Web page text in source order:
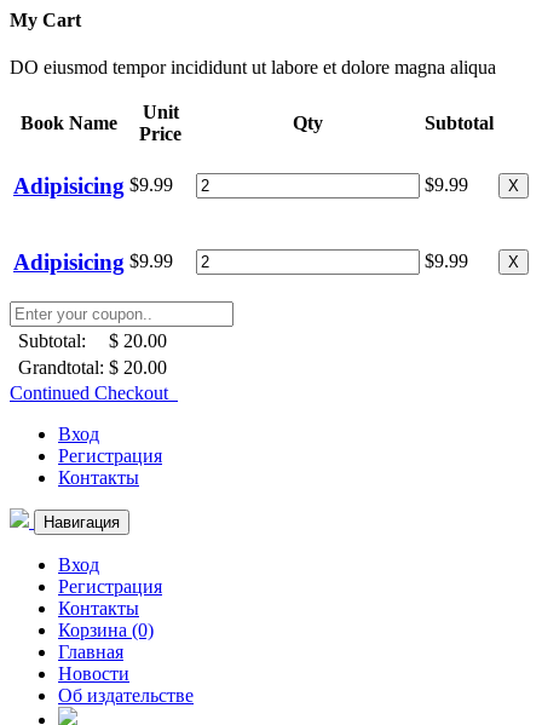
My Cart
DO eiusmod tempor incididunt ut labore et dolore magna aliqua
Book Name
Unit
Price
Qty Subtotal
Adipisicing $9.99 $9.99 X
Adipisicing $9.99 $9.99 X
Subtotal:
$ 20.00
Grandtotal: $ 20.00
Continued Checkout
Вход
Регистрация
Контакты
Навигация
Вход
Регистрация
Контакты
Корзина (0)
Главная
Новости
Об издательстве